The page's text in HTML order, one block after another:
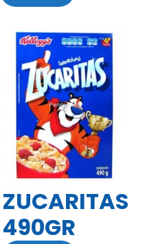
ZUCARITAS
490GR